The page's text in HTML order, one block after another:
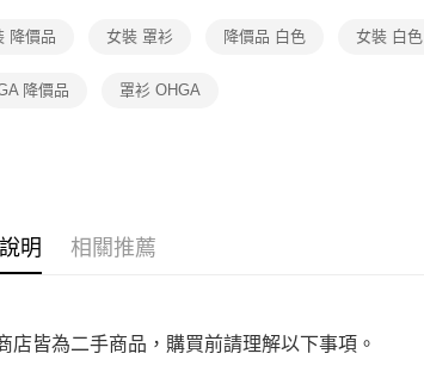
降價品 女裝 罩衫 降價品 白色 女裝 白色
降價品 罩衫 OHGA
明 相關推薦
店皆為二手商品，購買前請理解以下事項。